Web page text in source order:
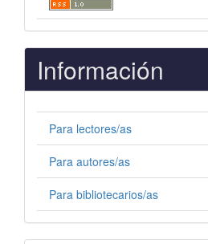
Información
Para lectores/as
Para autores/as
Para bibliotecarios/as